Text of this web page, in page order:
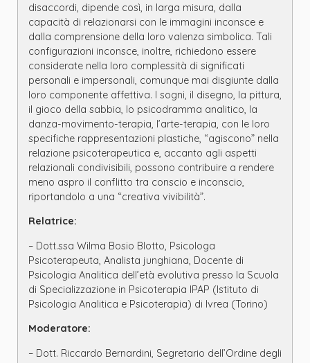
disaccordi, dipende così, in larga misura, dalla
capacità di relazionarsi con le immagini inconsce e
dalla comprensione della loro valenza simbolica. Tali
configurazioni inconsce, inoltre, richiedono essere
considerate nella loro complessità di significati
personali e impersonali, comunque mai disgiunte dalla
loro componente affettiva. I sogni, il disegno, la pittura,
il gioco della sabbia, lo psicodramma analitico, la
danza-movimento-terapia, l’arte-terapia, con le loro
specifiche rappresentazioni plastiche, “agiscono” nella
relazione psicoterapeutica e, accanto agli aspetti
relazionali condivisibili, possono contribuire a rendere
meno aspro il conflitto tra conscio e inconscio,
riportandolo a una “creativa vivibilità”.
Relatrice:
– Dott.ssa Wilma Bosio Blotto, Psicologa
Psicoterapeuta, Analista junghiana, Docente di
Psicologia Analitica dell’età evolutiva presso la Scuola
di Specializzazione in Psicoterapia IPAP (Istituto di
Psicologia Analitica e Psicoterapia) di Ivrea (Torino)
Moderatore:
– Dott. Riccardo Bernardini, Segretario dell’Ordine degli